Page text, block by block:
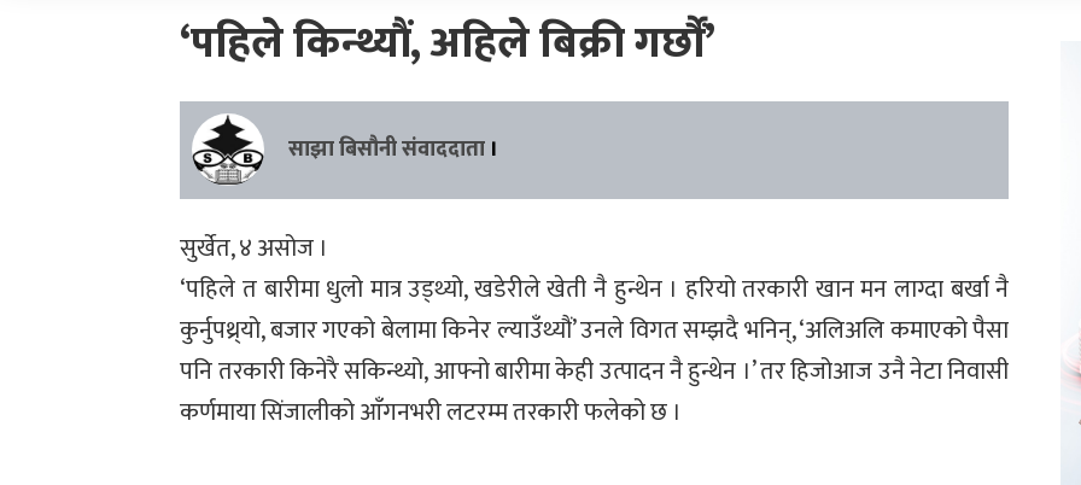
‘पहिले किन्थ्यौं, अहिले बिक्री गर्छौं’
साझा बिसौनी संवाददाता ।
सुर्खेत, ४ असोज ।
‘पहिले त बारीमा धुलो मात्र उड्थ्यो, खडेरीले खेती नै हुन्थेन । हरियो तरकारी खान मन लाग्दा बर्खा नै
कुर्नुपथ्र्यो, बजार गएको बेलामा किनेर ल्याउँथ्यौं’ उनले विगत सम्झदै भनिन्, ‘अलिअलि कमाएको पैसा
पनि तरकारी किनेरै सकिन्थ्यो, आफ्नो बारीमा केही उत्पादन नै हुन्थेन ।’ तर हिजोआज उनै नेटा निवासी
कर्णमाया सिंजालीको आँगनभरी लटरम्म तरकारी फलेको छ ।